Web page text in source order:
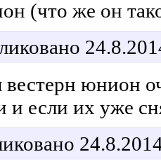
(что же он
вестерн юнион
и если их уже